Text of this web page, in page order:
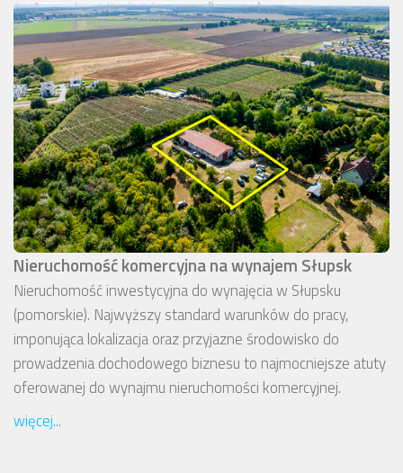
Nieruchomość komercyjna na wynajem Słupsk
Nieruchomość inwestycyjna do wynajęcia w Słupsku
(pomorskie). Najwyższy standard warunków do pracy,
imponująca lokalizacja oraz przyjazne środowisko do
prowadzenia dochodowego biznesu to najmocniejsze atuty
oferowanej do wynajmu nieruchomości komercyjnej.
więcej...